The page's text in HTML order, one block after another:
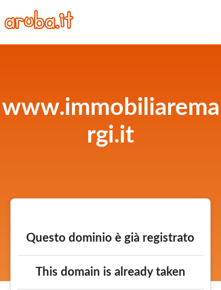
www.immobiliarema
rgi.it
Questo dominio è già registrato
This domain is already taken